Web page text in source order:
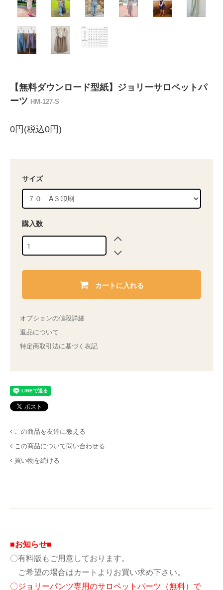
【無料ダウンロード型紙】ジョリーサロペットパ
ーツ HM-127-S
0円(税込0円)
サイズ
購入数
カートに入れる
オプションの値段詳細
返品について
特定商取引法に基づく表記
この商品を友達に教える
この商品について問い合わせる
買い物を続ける
■お知らせ■
〇有料版もご用意しております。
ご希望の場合はカートよりお買い求め下さい。
〇ジョリーパンツ専用のサロペットパーツ（無料）で